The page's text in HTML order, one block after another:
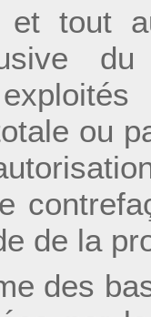
tout
ou
de la
des